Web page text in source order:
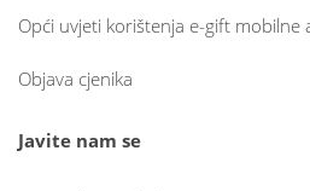
Opći uvjeti korištenja e-gift mobilne
Objava cjenika
Javite nam se